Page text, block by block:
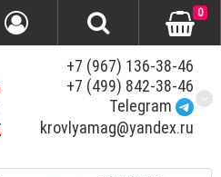
+7 (967) 136-38-46
+7 (499) 842-38-46
Telegram
krovlyamag@yandex.ru
0